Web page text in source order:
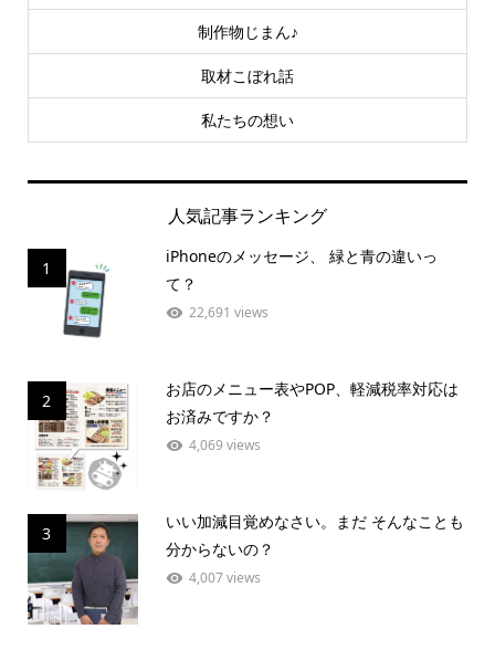
制作物じまん♪
取材こぼれ話
私たちの想い
人気記事ランキング
1
iPhoneのメッセージ、 緑と青の違いっ
て？
22,691 views
2
お店のメニュー表やPOP、軽減税率対応は
お済みですか？
4,069 views
3
いい加減目覚めなさい。まだ そんなことも
分からないの？
4,007 views